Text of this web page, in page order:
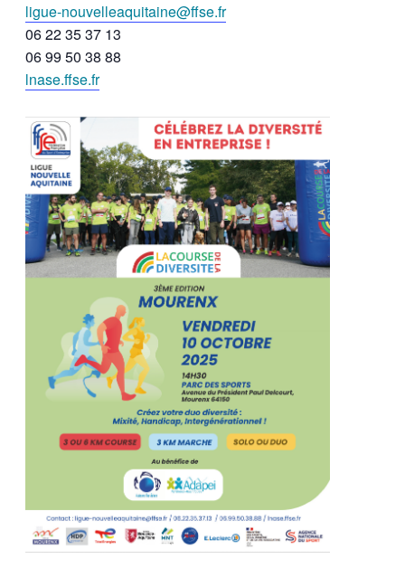
ligue-nouvelleaquitaine@ffse.fr
06 22 35 37 13
06 99 50 38 88
lnase.ffse.fr